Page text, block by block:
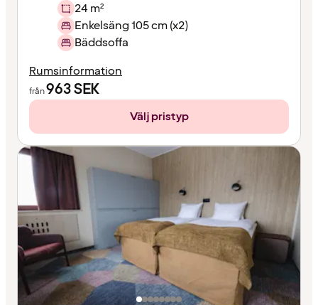
24 m²
Enkelsäng 105 cm (x2)
Bäddsoffa
Rumsinformation
från963SEK
Välj pristyp